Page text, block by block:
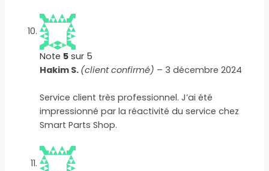
Note 5 sur 5
Hakim S. (client confirmé) – 3 décembre 2024
Service client très professionnel. J’ai été
impressionné par la réactivité du service chez
Smart Parts Shop.